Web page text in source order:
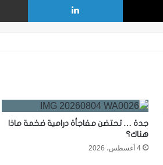
جدة … تحتضن مفاجأة درامية ضخمة ماذا
هناك؟
4 أغسطس، 2026